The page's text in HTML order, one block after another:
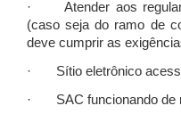
· Atender aos
(caso seja do ramo de
deve cumprir as
· Sítio eletrônico
· SAC funcionando de